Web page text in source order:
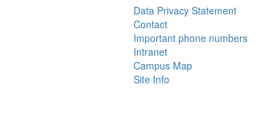
Data Privacy Statement
Contact
Important phone numbers
Intranet
Campus Map
Site Info